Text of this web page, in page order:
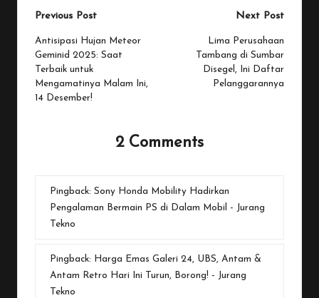
Post
navigation
Previous Post
Antisipasi Hujan Meteor
Geminid 2025: Saat
Terbaik untuk
Mengamatinya Malam Ini,
14 Desember!
Next Post
Lima Perusahaan
Tambang di Sumbar
Disegel, Ini Daftar
Pelanggarannya
2 Comments
Pingback: Sony Honda Mobility Hadirkan
Pengalaman Bermain PS di Dalam Mobil - Jurang
Tekno
Pingback:
Harga Emas Galeri 24, UBS, Antam &
Antam Retro Hari Ini Turun, Borong! - Jurang
Tekno